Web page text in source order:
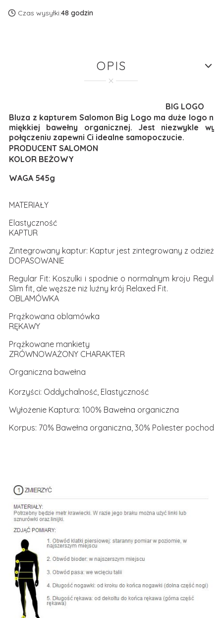
Czas wysyłki:48 godzin
OPIS
BIG LOGO
Bluza z kapturem Salomon Big Logo ma duże logo
miękkiej bawełny organicznej. Jest niezwykle
połączeniu zapewni Ci idealne samopoczucie.
PRODUCENT SALOMON
KOLOR BEŻOWY
WAGA 545g
MATERIAŁY
Elastyczność
KAPTUR
Zintegrowany kaptur: Kaptur jest zintegrowany z odzieżą.
DOPASOWANIE
Regular Fit: Koszulki i spodnie o normalnym kroju
Slim fit, ale węższe niż luźny krój Relaxed Fit.
OBLAMÓWKA
Prążkowana oblamówka
RĘKAWY
Prążkowane mankiety
ZRÓWNOWAŻONY CHARAKTER
Organiczna bawełna
Korzyści: Oddychalność, Elastyczność
Wyłożenie Kaptura: 100% Bawełna organiczna
Korpus: 70% Bawełna organiczna, 30% Poliester